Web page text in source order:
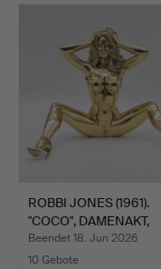
ROBBI JONES (1961).
"COCO", DAMENAKT,
SKUL…
Beendet 18. Jun 2026
10 Gebote